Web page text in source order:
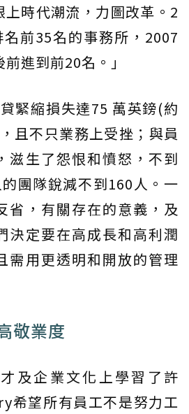
時代潮流，力圖改革。2
前35名的事務所，2007
進到前20名。」
緊縮損失達75 萬英鎊(約
且不只業務上受挫；與員
滋生了怨恨和憤怒，不到
團隊銳減不到160人。一
省，有關存在的意義，及
決定要在高成長和高利潤
需用更透明和開放的管理
敬業度
及企業文化上學習了許
希望所有員工不是努力工